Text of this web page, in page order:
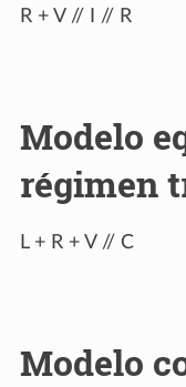
R + V // I // R
Modelo
régimen
L + R + V // C
Modelo